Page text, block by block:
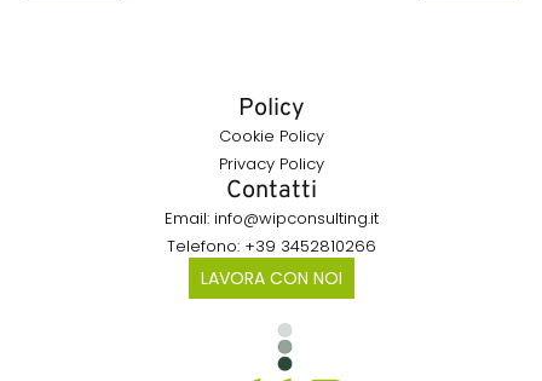
Policy
Cookie Policy
Privacy Policy
Contatti
Email: info@wipconsulting.it
Telefono: +39 3452810266
LAVORA CON NOI